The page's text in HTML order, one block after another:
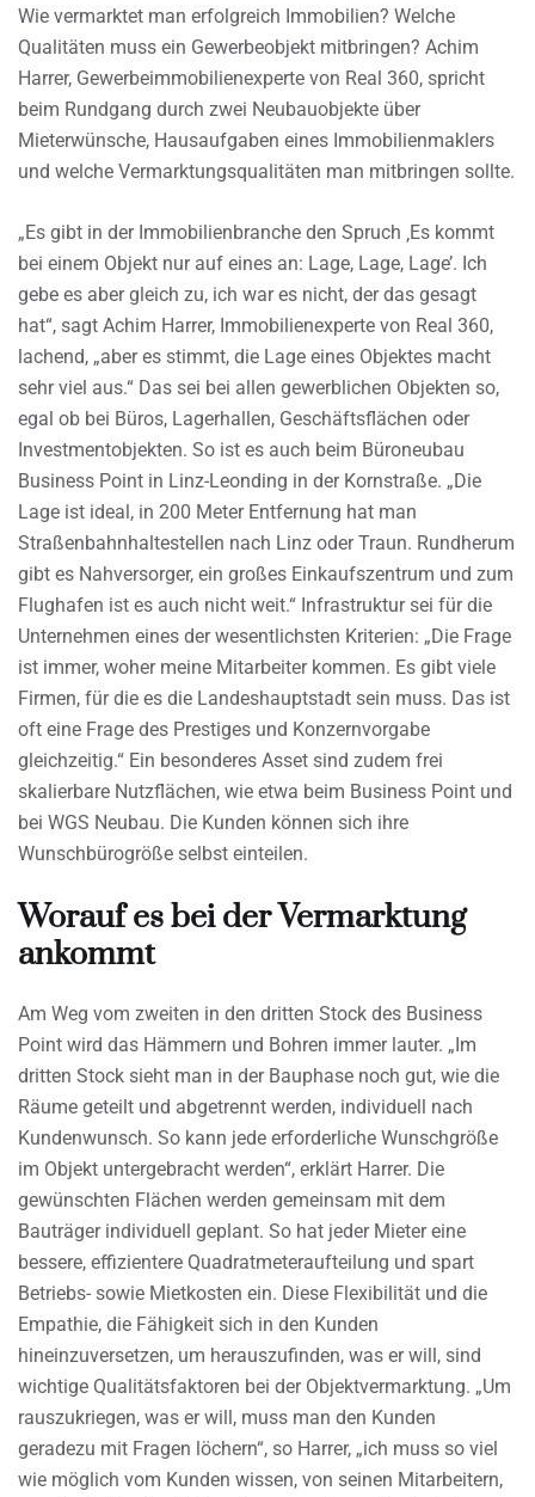
Wie vermarktet man erfolgreich Immobilien? Welche
Qualitäten muss ein Gewerbeobjekt mitbringen? Achim
Harrer, Gewerbeimmobilienexperte von Real 360, spricht
beim Rundgang durch zwei Neubauobjekte über
Mieterwünsche, Hausaufgaben eines Immobilienmaklers
und welche Vermarktungsqualitäten man mitbringen sollte.
„Es gibt in der Immobilienbranche den Spruch ‚Es kommt
bei einem Objekt nur auf eines an: Lage, Lage, Lage’. Ich
gebe es aber gleich zu, ich war es nicht, der das gesagt
hat“, sagt Achim Harrer, Immobilienexperte von Real 360,
lachend, „aber es stimmt, die Lage eines Objektes macht
sehr viel aus.“ Das sei bei allen gewerblichen Objekten so,
egal ob bei Büros, Lagerhallen, Geschäftsflächen oder
Investmentobjekten. So ist es auch beim Büroneubau
Business Point in Linz-Leonding in der Kornstraße. „Die
Lage ist ideal, in 200 Meter Entfernung hat man
Straßenbahnhaltestellen nach Linz oder Traun. Rundherum
gibt es Nahversorger, ein großes Einkaufszentrum und zum
Flughafen ist es auch nicht weit.“ Infrastruktur sei für die
Unternehmen eines der wesentlichsten Kriterien: „Die Frage
ist immer, woher meine Mitarbeiter kommen. Es gibt viele
Firmen, für die es die Landeshauptstadt sein muss. Das ist
oft eine Frage des Prestiges und Konzernvorgabe
gleichzeitig.“ Ein besonderes Asset sind zudem frei
skalierbare Nutzflächen, wie etwa beim Business Point und
bei WGS Neubau. Die Kunden können sich ihre
Wunschbürogröße selbst einteilen.
Worauf es bei der Vermarktung
ankommt
Am Weg vom zweiten in den dritten Stock des Business
Point wird das Hämmern und Bohren immer lauter. „Im
dritten Stock sieht man in der Bauphase noch gut, wie die
Räume geteilt und abgetrennt werden, individuell nach
Kundenwunsch. So kann jede erforderliche Wunschgröße
im Objekt untergebracht werden“, erklärt Harrer. Die
gewünschten Flächen werden gemeinsam mit dem
Bauträger individuell geplant. So hat jeder Mieter eine
bessere, effizientere Quadratmeteraufteilung und spart
Betriebs- sowie Mietkosten ein. Diese Flexibilität und die
Empathie, die Fähigkeit sich in den Kunden
hineinzuversetzen, um herauszufinden, was er will, sind
wichtige Qualitätsfaktoren bei der Objektvermarktung. „Um
rauszukriegen, was er will, muss man den Kunden
geradezu mit Fragen löchern“, so Harrer, „ich muss so viel
wie möglich vom Kunden wissen, von seinen Mitarbeitern,